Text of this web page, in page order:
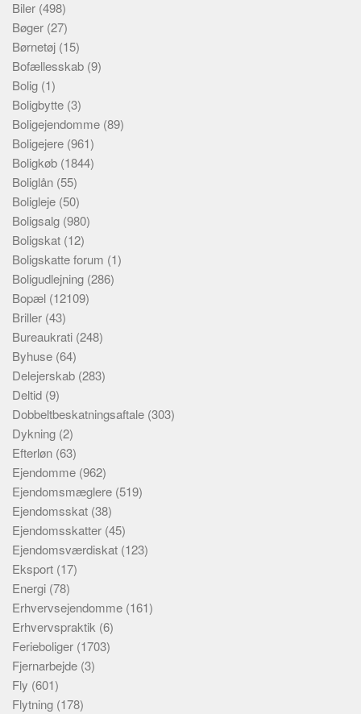
Biler (498)
Bøger (27)
Børnetøj (15)
Bofællesskab (9)
Bolig (1)
Boligbytte (3)
Boligejendomme (89)
Boligejere (961)
Boligkøb (1844)
Boliglån (55)
Boligleje (50)
Boligsalg (980)
Boligskat (12)
Boligskatte forum (1)
Boligudlejning (286)
Bopæl (12109)
Briller (43)
Bureaukrati (248)
Byhuse (64)
Delejerskab (283)
Deltid (9)
Dobbeltbeskatningsaftale (303)
Dykning (2)
Efterløn (63)
Ejendomme (962)
Ejendomsmæglere (519)
Ejendomsskat (38)
Ejendomsskatter (45)
Ejendomsværdiskat (123)
Eksport (17)
Energi (78)
Erhvervsejendomme (161)
Erhvervspraktik (6)
Ferieboliger (1703)
Fjernarbejde (3)
Fly (601)
Flytning (178)